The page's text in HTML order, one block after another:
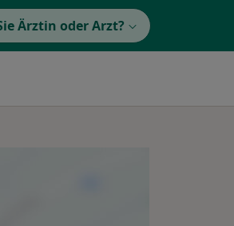
Ärztin oder Arzt?